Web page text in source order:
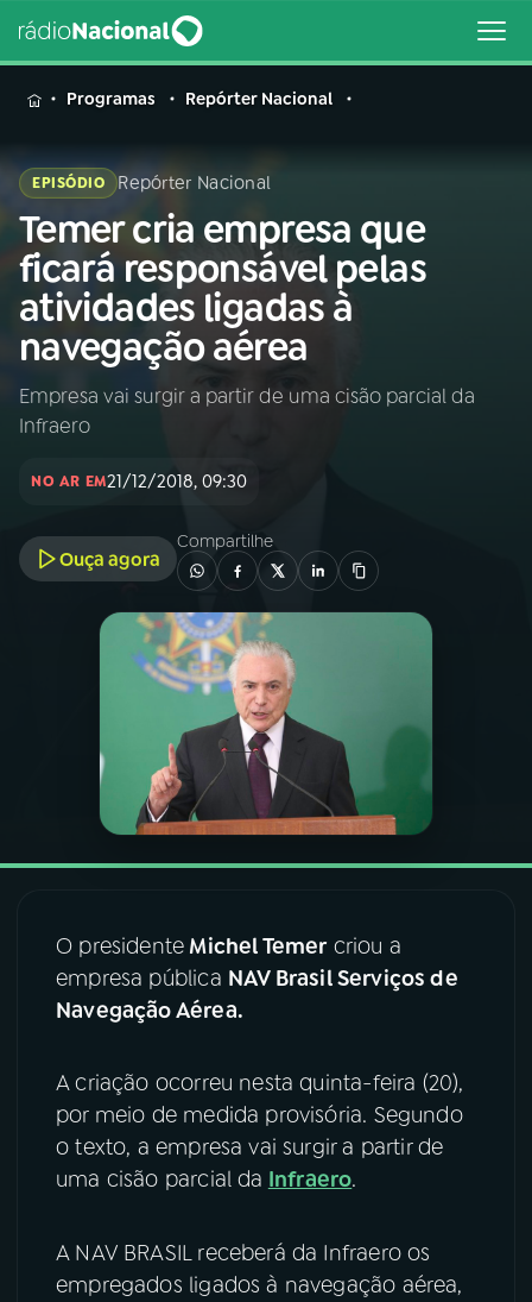
MENU
Buscar
na
Rádio
Nacional
Buscar
AO VIVO
01
PROGRAMAÇÃO
PROGRAMAS
PODCASTS
VIDEOCASTS
08FESTIVAL DE MÚSICA
YouTube Facebook
Instagram X
Programas Repórter Nacional
EPISÓDIO Repórter Nacional
Temer cria empresa que
ficará responsável pelas
atividades ligadas à
navegação aérea
Empresa vai surgir a partir de uma cisão parcial da
Infraero
NO AR EM21/12/2018, 09:30
Ouça agora
Compartilhe
O presidente Michel Temercriou a
empresa pública NAV Brasil Serviços de
Navegação Aérea.
A criação ocorreu nesta quinta-feira (20),
por meio de medida provisória. Segundo
o texto, a empresa vai surgir a partir de
uma cisão parcial da Infraero.
A NAV BRASIL receberá da Infraero os
empregados ligados à navegação aérea,